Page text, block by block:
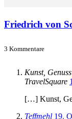
Friedrich von
3 Kommentare
Kunst,
TravelSquare
[…] Kunst,
Teffmehl 19.